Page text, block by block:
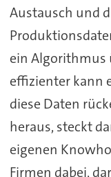
Austausch und
ein Algorithmus
effizienter kann
diese Daten
heraus, steckt
eigenen
Firmen dabei,